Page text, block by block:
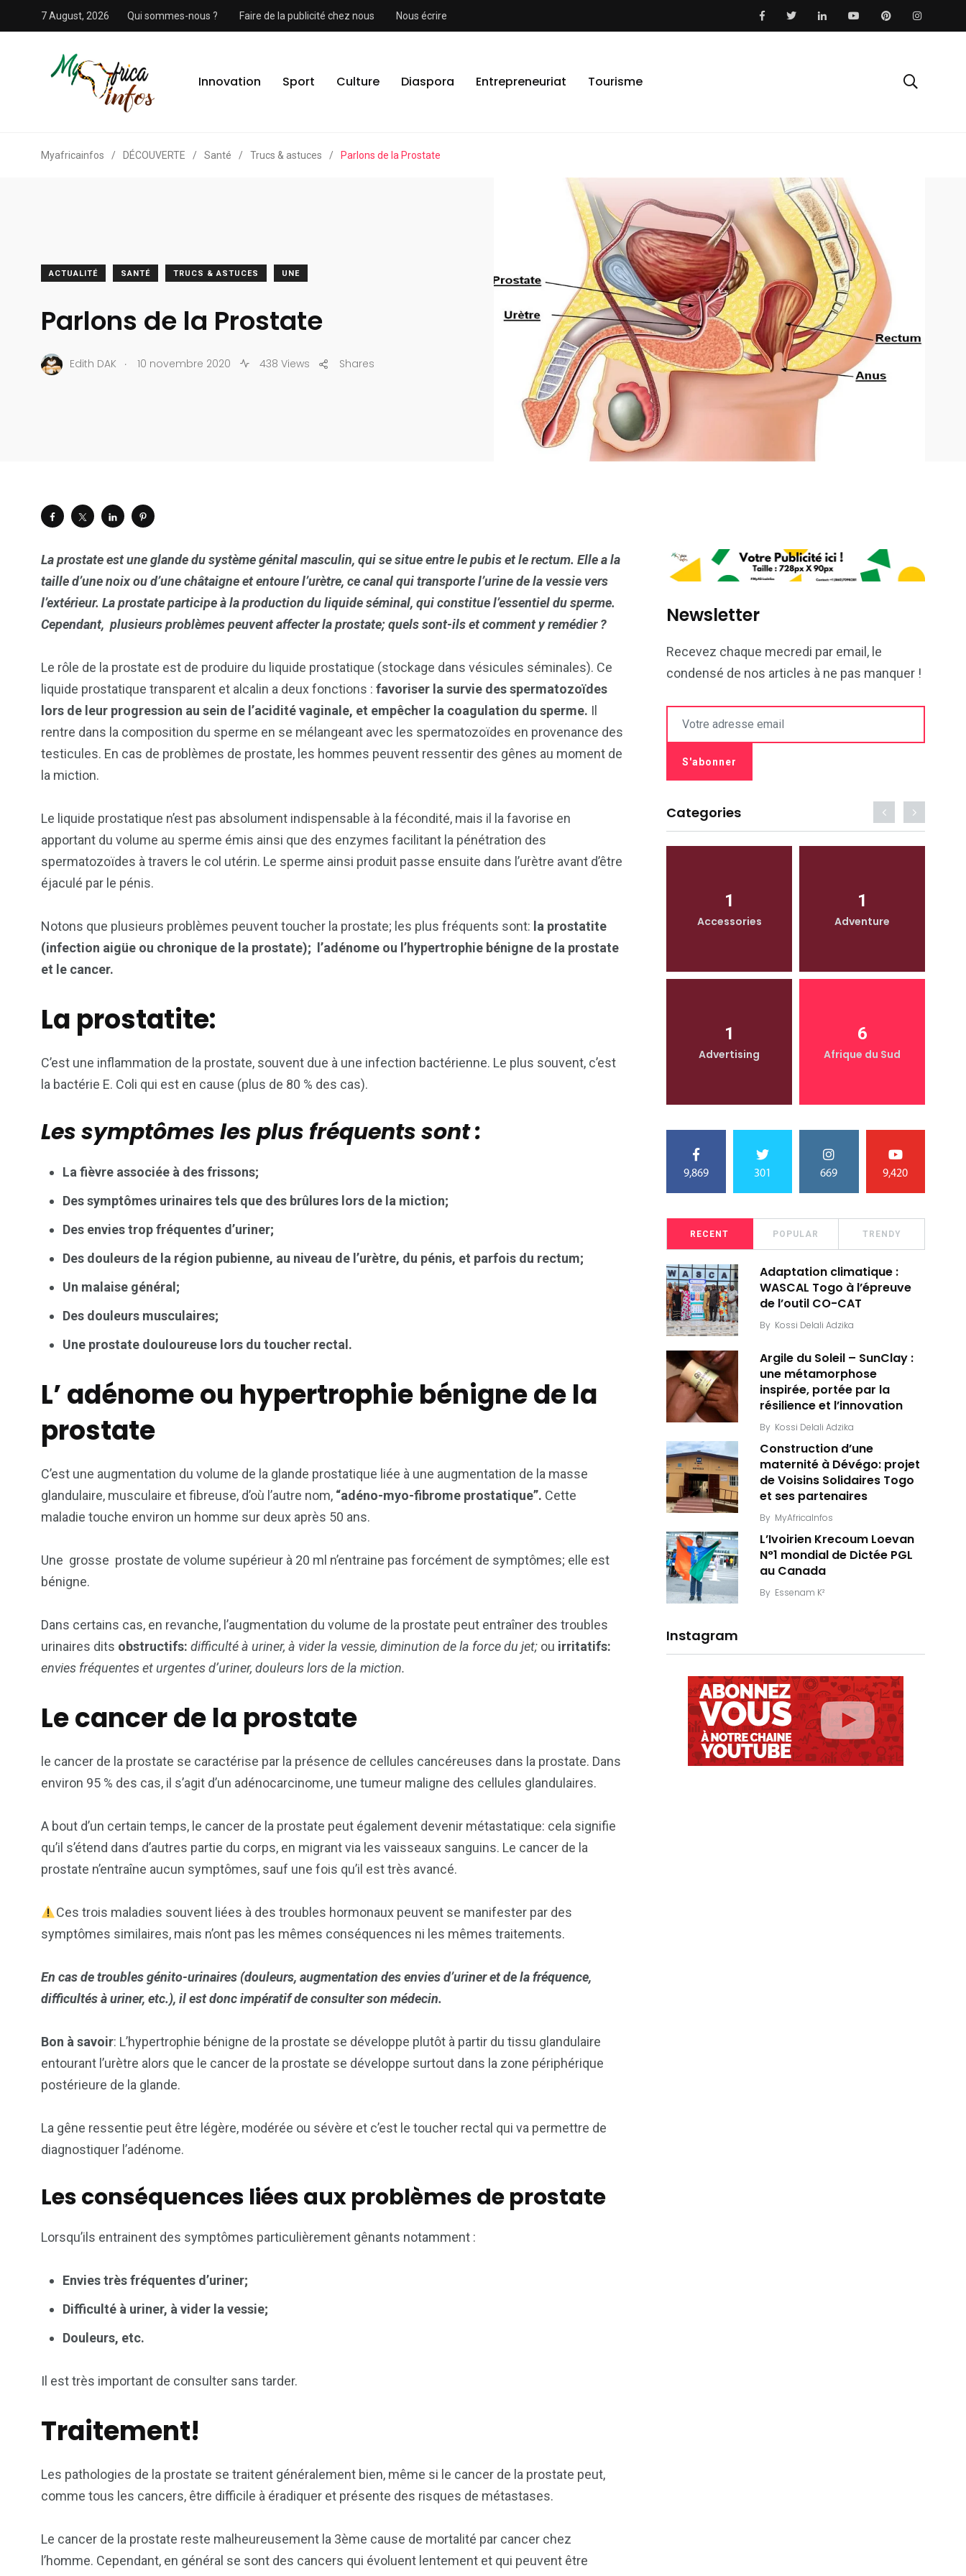
7 August, 2026 Qui sommes-nous ? Faire de la publicité chez nous Nous écrire
Innovation Sport Culture Diaspora Entrepreneuriat Tourisme
Myafricainfos / DÉCOUVERTE / Santé / Trucs & astuces / Parlons de la Prostate
ACTUALITÉ SANTÉ TRUCS & ASTUCES UNE
Parlons de la Prostate
Edith DAK . 10 novembre 2020 438 Views Shares
La prostate est une glande du système génital masculin, qui se situe entre le pubis et le rectum. Elle a la
taille d’une noix ou d’une châtaigne et entoure l’urètre, ce canal qui transporte l’urine de la vessie vers
l’extérieur. La prostate participe à la production du liquide séminal, qui constitue l’essentiel du sperme.
Cependant, plusieurs problèmes peuvent affecter la prostate; quels sont-ils et comment y remédier ?
Le rôle de la prostate est de produire du liquide prostatique (stockage dans vésicules séminales). Ce
liquide prostatique transparent et alcalin a deux fonctions : favoriser la survie des spermatozoïdes
lors de leur progression au sein de l’acidité vaginale, et empêcher la coagulation du sperme. Il
rentre dans la composition du sperme en se mélangeant avec les spermatozoïdes en provenance des
testicules. En cas de problèmes de prostate, les hommes peuvent ressentir des gênes au moment de
la miction.
Le liquide prostatique n’est pas absolument indispensable à la fécondité, mais il la favorise en
apportant du volume au sperme émis ainsi que des enzymes facilitant la pénétration des
spermatozoïdes à travers le col utérin. Le sperme ainsi produit passe ensuite dans l’urètre avant d’être
éjaculé par le pénis.
Notons que plusieurs problèmes peuvent toucher la prostate; les plus fréquents sont: la prostatite
(infection aigüe ou chronique de la prostate); l’adénome ou l’hypertrophie bénigne de la prostate
et le cancer.
La prostatite:
C’est une inflammation de la prostate, souvent due à une infection bactérienne. Le plus souvent, c’est
la bactérie E. Coli qui est en cause (plus de 80 % des cas).
Les symptômes les plus fréquents sont :
La fièvre associée à des frissons;
Des symptômes urinaires tels que des brûlures lors de la miction;
Des envies trop fréquentes d’uriner;
Des douleurs de la région pubienne, au niveau de l’urètre, du pénis, et parfois du rectum;
Un malaise général;
Des douleurs musculaires;
Une prostate douloureuse lors du toucher rectal.
L’ adénome ou hypertrophie bénigne de la
prostate
C’est une augmentation du volume de la glande prostatique liée à une augmentation de la masse
glandulaire, musculaire et fibreuse, d’où l’autre nom, “adéno-myo-fibrome prostatique”. Cette
maladie touche environ un homme sur deux après 50 ans.
Une grosse prostate de volume supérieur à 20 ml n’entraine pas forcément de symptômes; elle est
bénigne.
Dans certains cas, en revanche, l’augmentation du volume de la prostate peut entraîner des troubles
urinaires dits obstructifs: difficulté à uriner, à vider la vessie, diminution de la force du jet; ou irritatifs:
envies fréquentes et urgentes d’uriner, douleurs lors de la miction.
Le cancer de la prostate
le cancer de la prostate se caractérise par la présence de cellules cancéreuses dans la prostate. Dans
environ 95 % des cas, il s’agit d’un adénocarcinome, une tumeur maligne des cellules glandulaires.
A bout d’un certain temps, le cancer de la prostate peut également devenir métastatique: cela signifie
qu’il s’étend dans d’autres partie du corps, en migrant via les vaisseaux sanguins. Le cancer de la
prostate n’entraîne aucun symptômes, sauf une fois qu’il est très avancé.
Ces trois maladies souvent liées à des troubles hormonaux peuvent se manifester par des
symptômes similaires, mais n’ont pas les mêmes conséquences ni les mêmes traitements.
En cas de troubles génito-urinaires (douleurs, augmentation des envies d’uriner et de la fréquence,
difficultés à uriner, etc.), il est donc impératif de consulter son médecin.
Bon à savoir: L’hypertrophie bénigne de la prostate se développe plutôt à partir du tissu glandulaire
entourant l’urètre alors que le cancer de la prostate se développe surtout dans la zone périphérique
postérieure de la glande.
La gêne ressentie peut être légère, modérée ou sévère et c’est le toucher rectal qui va permettre de
diagnostiquer l’adénome.
Les conséquences liées aux problèmes de prostate
Lorsqu’ils entrainent des symptômes particulièrement gênants notamment :
Envies très fréquentes d’uriner;
Difficulté à uriner, à vider la vessie;
Douleurs, etc.
Il est très important de consulter sans tarder.
Traitement!
Les pathologies de la prostate se traitent généralement bien, même si le cancer de la prostate peut,
comme tous les cancers, être difficile à éradiquer et présente des risques de métastases.
Le cancer de la prostate reste malheureusement la 3ème cause de mortalité par cancer chez
l’homme. Cependant, en général se sont des cancers qui évoluent lentement et qui peuvent être
Newsletter
Recevez chaque mecredi par email, le
condensé de nos articles à ne pas manquer !
Categories
& astuces Une Wedding
1
wedding Weekend Break
Yomadic Zambie
Zimbabwe
1
Accessories
1
Adventure
1
Advertising
6
Afrique du Sud
9,869 301 669 9,420
RECENT POPULAR TRENDY
Adaptation climatique :
WASCAL Togo à l’épreuve
de l’outil CO-CAT
By Kossi Delali Adzika
Argile du Soleil – SunClay :
une métamorphose
inspirée, portée par la
résilience et l’innovation
By Kossi Delali Adzika
Construction d’une
maternité à Dévégo: projet
de Voisins Solidaires Togo
et ses partenaires
By MyAfricaInfos
L’Ivoirien Krecoum Loevan
N°1 mondial de Dictée PGL
au Canada
By Essenam K²
Instagram